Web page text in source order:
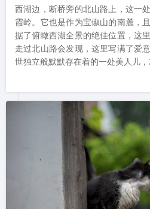
西湖边，断桥旁的北山路上，这一
霞岭。它也是作为宝俶山的南麓，
据了俯瞰西湖全景的绝佳位置，这
走过北山路会发现，这里写满了爱
世独立般默默存在着的一处美人儿，